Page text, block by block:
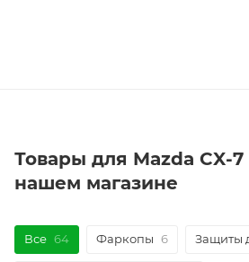
Товары для Mazda CX-7
нашем магазине
Все 64 Фаркопы 6 Защиты